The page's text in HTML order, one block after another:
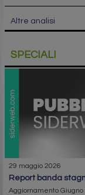
Altre analisi
SPECIALI
29 maggio 2026
report banda
Aggiornamento Giugno